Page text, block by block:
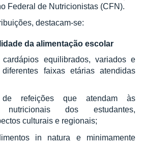
Federal de Nutricionistas (CFN).
destacam-se:
da alimentação escolar
cardápios equilibrados, variados e
faixas etárias atendidas
de refeições que atendam às
nutricionais dos estudantes,
culturais e regionais;
in natura e minimamente